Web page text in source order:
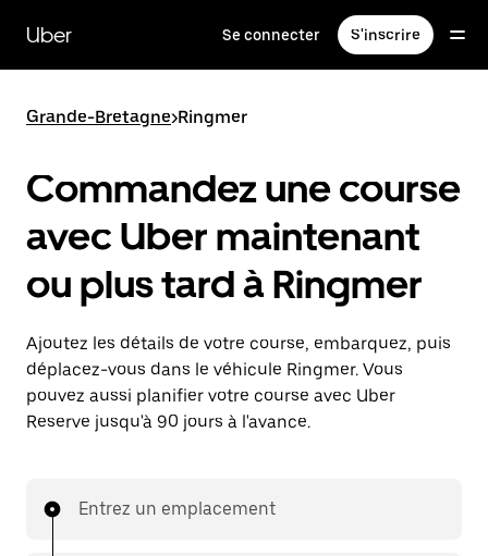
contenu
principal
Uber Se connecter S'inscrire
Grande-Bretagne>Ringmer
Commandez une course
avec Uber maintenant
ou plus tard à Ringmer
Ajoutez les détails de votre course, embarquez, puis
déplacez-vous dans le véhicule Ringmer. Vous
pouvez aussi planifier votre course avec Uber
Reserve jusqu'à 90 jours à l'avance.
Entrez un emplacement